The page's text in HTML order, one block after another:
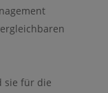
sie für die